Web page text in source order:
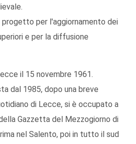
per l'aggiornamento dei
e per la diffusione
il 15 novembre 1961.
dal 1985, dopo una breve
di Lecce, si è occupato a
Gazzetta del Mezzogiorno di
nel Salento, poi in tutto il sud